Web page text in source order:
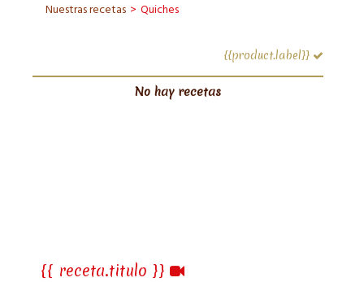
Nuestras recetas > Quiches
{{product.label}}
No hay recetas
{{ receta.titulo }}